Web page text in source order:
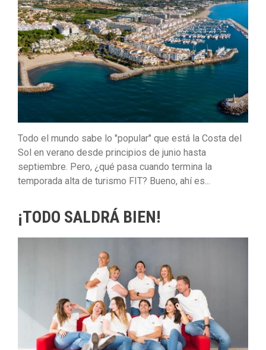
Todo el mundo sabe lo "popular" que está la Costa del
Sol en verano desde principios de junio hasta
septiembre. Pero, ¿qué pasa cuando termina la
temporada alta de turismo FIT? Bueno, ahí es...
¡TODO SALDRÁ BIEN!